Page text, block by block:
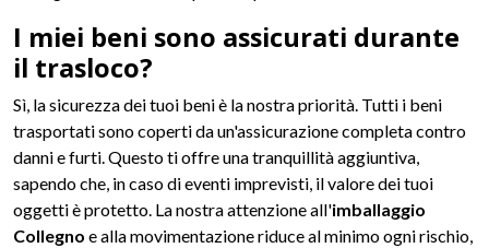
I miei beni sono assicurati durante
il trasloco?
Sì, la sicurezza dei tuoi beni è la nostra priorità. Tutti i beni
trasportati sono coperti da un'assicurazione completa contro
danni e furti. Questo ti offre una tranquillità aggiuntiva,
sapendo che, in caso di eventi imprevisti, il valore dei tuoi
oggetti è protetto. La nostra attenzione all'imballaggio
Collegno e alla movimentazione riduce al minimo ogni rischio,